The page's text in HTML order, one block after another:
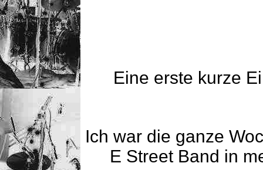
Eine erste kurze
Ich war die ganze
E Street Band in